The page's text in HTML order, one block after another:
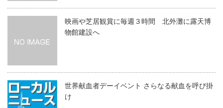
映画や芝居観賞に毎週３時間 北外灘に露天博
物館建設へ
世界献血者デーイベント さらなる献血を呼び掛
け